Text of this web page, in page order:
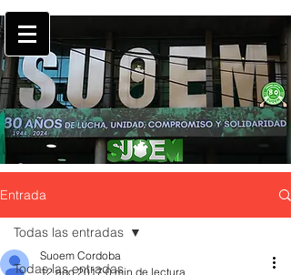
Entrada
Todas las entradas
Todas las entradas
Suoem Cordoba
12 ago 2017 0 min de lectura